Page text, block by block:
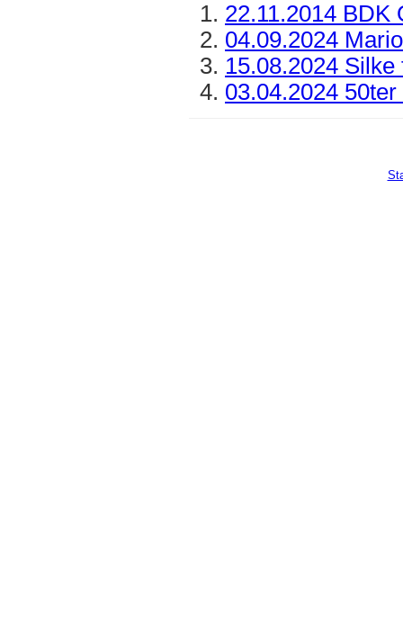
22.11.2014 BDK
04.09.2024
15.08.2024
03.04.2024